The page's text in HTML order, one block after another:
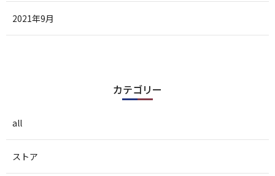
2021年9月
カテゴリー
all
ストア